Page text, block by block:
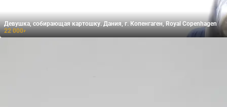
Девушка, собирающая картошку. Дания, г. Копенгаген, Royal Copenhagen
22 000₽